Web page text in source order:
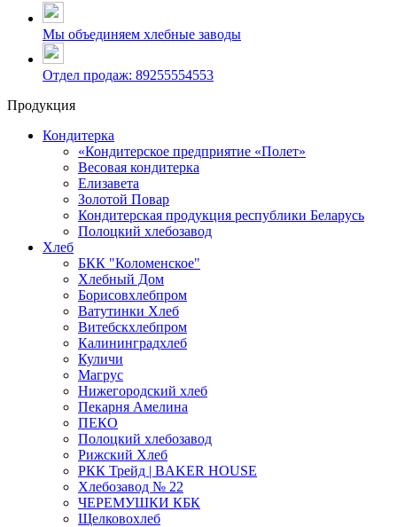
Мы объединяем хлебные заводы
Отдел продаж: 89255554553
Продукция
Кондитерка
«Кондитерское предприятие «Полет»
Весовая кондитерка
Елизавета
Золотой Повар
Кондитерская продукция республики Беларусь
Полоцкий хлебозавод
Хлеб
БКК "Коломенское"
Хлебный Дом
Борисовхлебпром
Ватутинки Хлеб
Витебскхлебпром
Калининградхлеб
Куличи
Магрус
Нижегородский хлеб
Пекарня Амелина
ПЕКО
Полоцкий хлебозавод
Рижский Хлеб
РКК Трейд | BAKER HOUSE
Хлебозавод № 22
ЧЕРЕМУШКИ КБК
Щелковохлеб